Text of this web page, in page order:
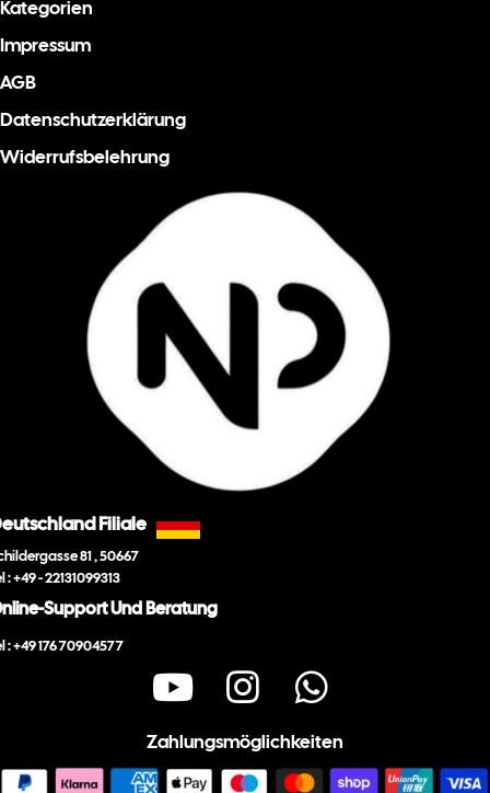
Kategorien
Impressum
AGB
Datenschutzerklärung
Widerrufsbelehrung
Filiale
81 , 50667
: +49 - 22131099313
Support Und Beratung
: +49 176 70904577
Zahlungsmöglichkeiten